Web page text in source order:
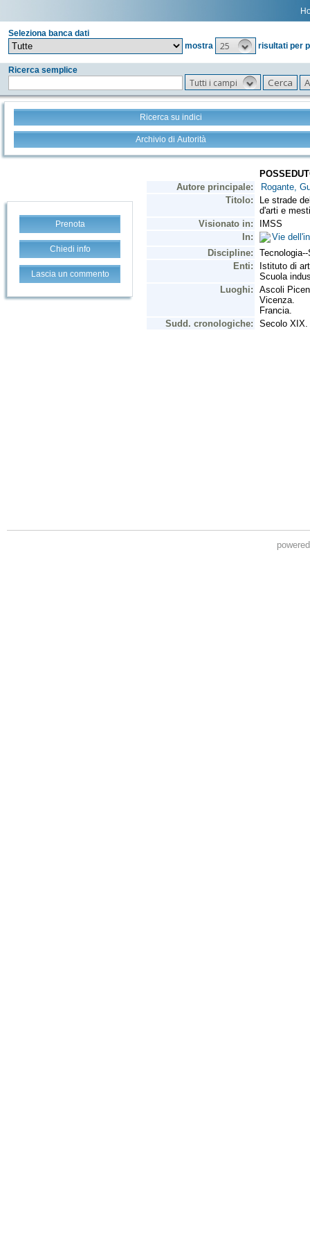
Seleziona banca dati
mostra
25 risultati per
Ricerca semplice
Tutti i campi
Ricerca su indici
Archivio di Autorità
Prenota
Chiedi info
Lascia un commento